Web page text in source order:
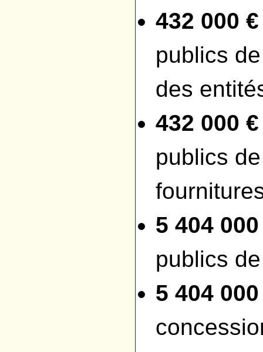
432 000
publics
des
432 000
publics
5 404
publics
5 404